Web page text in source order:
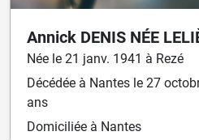
Annick DENIS NÉE
Née le 21 janv. 1941 à Rezé
Décédée à Nantes le 27
ans
Domiciliée à Nantes